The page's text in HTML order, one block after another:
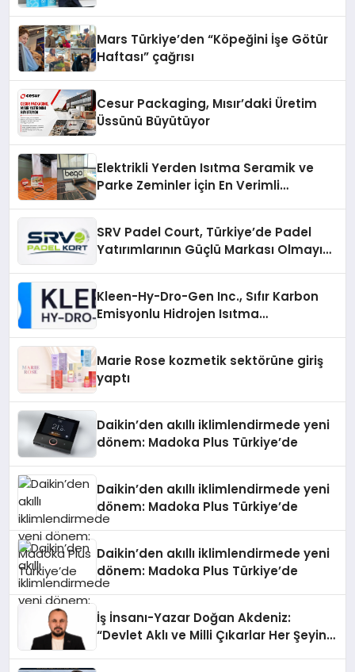
Mars Türkiye’den “Köpeğini İşe Götür
Haftası” çağrısı
Cesur Packaging, Mısır’daki Üretim
Üssünü Büyütüyor
Elektrikli Yerden Isıtma Seramik ve
Parke Zeminler İçin En Verimli
SRV Padel Court, Türkiye’de Padel
Yatırımlarının Güçlü Markası Olmayı
Kleen-Hy-Dro-Gen Inc., Sıfır Karbon
Emisyonlu Hidrojen Isıtma
Marie Rose kozmetik sektörüne giriş
yaptı
Daikin’den akıllı iklimlendirmede yeni
dönem: Madoka Plus Türkiye’de
Daikin’den akıllı iklimlendirmede yeni
dönem: Madoka Plus Türkiye’de
Daikin’den akıllı iklimlendirmede yeni
dönem: Madoka Plus Türkiye’de
İş İnsanı-Yazar Doğan Akdeniz:
“Devlet Aklı ve Milli Çıkarlar Her Şeyin